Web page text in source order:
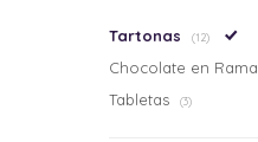
Tartonas (12)
Chocolate en Rama
Tabletas (3)